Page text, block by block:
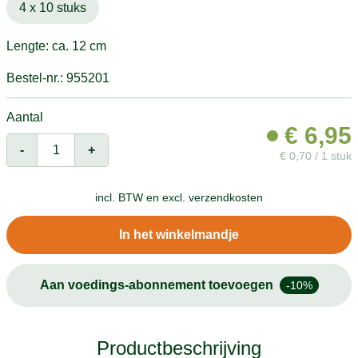
4 x 10 stuks
Lengte: ca. 12 cm
Bestel-nr.: 955201
Aantal
- +
€ 6,95
€ 0,70 / 1 stuk
incl. BTW en excl. verzendkosten
In het winkelmandje
Aan voedings-abonnement toevoegen -10%
Productbeschrijving